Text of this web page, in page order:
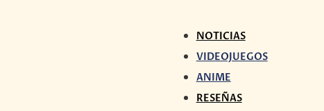
NOTICIAS
VIDEOJUEGOS
ANIME
RESEÑAS